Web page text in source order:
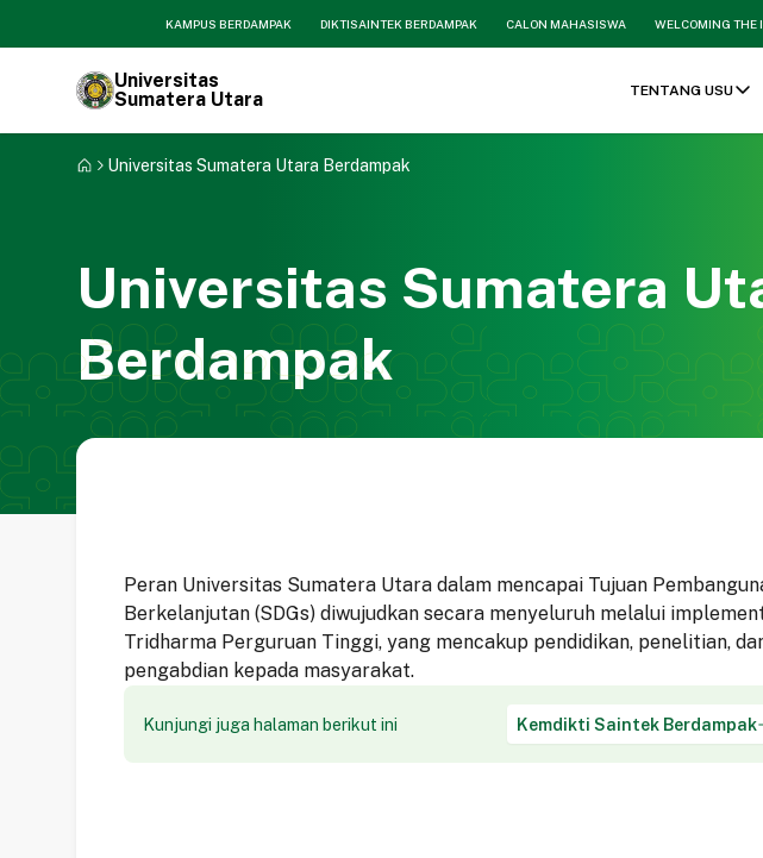
KAMPUS BERDAMPAK DIKTISAINTEK BERDAMPAK CALON MAHASISWA WELCOMING THE
Universitas
Sumatera Utara
TENTANG USU
Universitas Sumatera Utara Berdampak
Universitas Sumatera
Berdampak
Peran Universitas Sumatera Utara dalam mencapai Tujuan
Berkelanjutan (SDGs) diwujudkan secara menyeluruh melalui
Tridharma Perguruan Tinggi, yang mencakup pendidikan, penelitian,
pengabdian kepada masyarakat.
Kunjungi juga halaman berikut ini Kemdikti Saintek Berdampak